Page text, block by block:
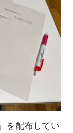
を配布してい